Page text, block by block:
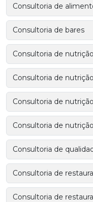
Consultoria de
Consultoria de bares
Consultoria de nutrição
Consultoria de
Consultoria de
Consultoria de
Consultoria de
Consultoria de
Consultoria de